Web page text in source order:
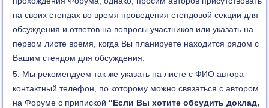
на своих стендах во время проведения стендовой секции для
обсуждения и ответов на вопросы участников или указать на
первом листе время, когда Вы планируете находится рядом с
Вашим стендом для обсуждения.
Мы рекомендуем так же указать на листе с ФИО автора
контактный телефон, по которому можно связаться с автором
на Форуме с припиской “Если Вы хотите обсудить доклад,